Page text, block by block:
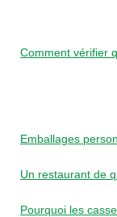
Comment vérifier
Emballages
Un restaurant de
Pourquoi les